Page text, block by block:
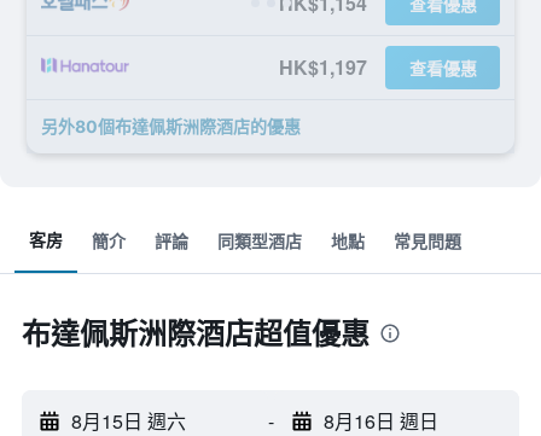
HK$1,197 查看優惠
另外80個布達佩斯洲際酒店​的優惠
客房 簡介 評論 同類型酒店 地點 常見問題
布達佩斯洲際酒店超值優惠
8月15日 週六 - 8月16日 週日